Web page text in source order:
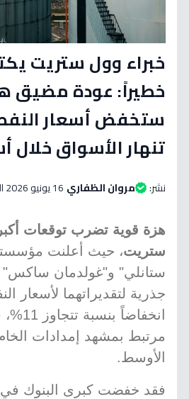
خبراء وول ستريت
خطيراً: عودة مضيق
تنهار الأسواق خلال
نشر: مروان الظفاري 16 يونيو 2026 الساعة 12:45 مساءاً
هزة قوية تضرب توقعات
ستريت، حيث أعلنت
ستانلي" و"غولدمان
جذرية لتقديراتهما لأسعار
مرتبط بمشهد إمدادات
الأوسط.
فقد خفضت كبرى البنوك